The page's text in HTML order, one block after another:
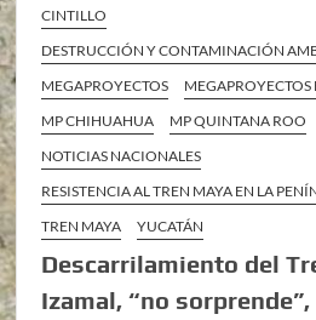
CINTILLO
DESTRUCCIÓN Y CONTAMINACIÓN
MEGAPROYECTOS
MEGAPROYECTOS
MP CHIHUAHUA
MP QUINTANA ROO
NOTICIAS NACIONALES
RESISTENCIA AL TREN MAYA EN LA
TREN MAYA
YUCATÁN
Descarrilamiento del
Izamal, “no